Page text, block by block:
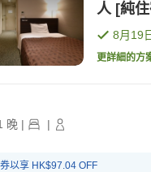
人 [純住
8月19
更詳細的方
晚 | |
以享 HK$97.04 OFF